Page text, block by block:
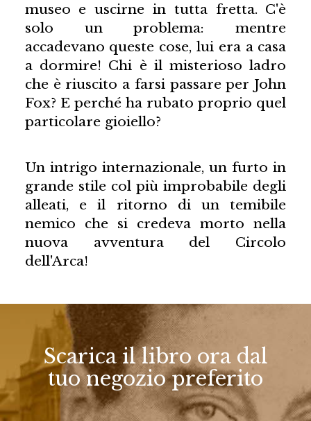
museo e uscirne in tutta fretta. C'è
solo un problema: mentre
accadevano queste cose, lui era a casa
a dormire! Chi è il misterioso ladro
che è riuscito a farsi passare per John
Fox? E perché ha rubato proprio quel
particolare gioiello?
Un intrigo internazionale, un furto in
grande stile col più improbabile degli
alleati, e il ritorno di un temibile
nemico che si credeva morto nella
nuova avventura del Circolo
dell'Arca!
Scarica il libro ora dal
tuo negozio preferito